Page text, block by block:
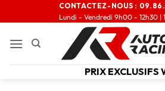
CONTACTEZ-NOUS :
Lundi - Vendredi 9h00 - 12h30 |
PRIX EXCLUSIFS